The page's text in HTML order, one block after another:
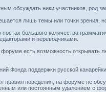
обсуждать ники участников, род
лишь темы или точки зрения,
большого количества
и переводчиками.
форуме есть возможность
Фонда поддержки русской
правил поведения, на форуме не
или постоянным удалением с